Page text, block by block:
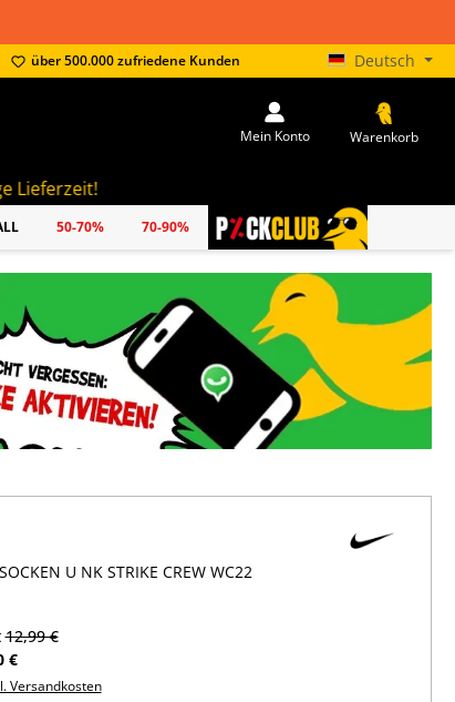
über 500.000 zufriedene Kunden Deutsch
Mein Konto Warenkorb
50-70% 70-90% PICKCLUB
U NK STRIKE CREW WC22
12,99 €
€
Versandkosten